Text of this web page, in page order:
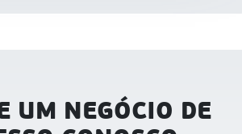
UM NEGÓCIO DE